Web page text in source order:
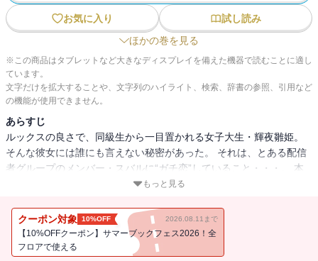
お気に入り
試し読み
ほかの巻を見る
※この商品はタブレットなど大きなディスプレイを備えた機器で読むことに適し
ています。
文字だけを拡大することや、文字列のハイライト、検索、辞書の参照、引用など
の機能が使用できません。
あらすじ
ルックスの良さで、同級生から一目置かれる女子大生・輝夜雛姫。
そんな彼女には誰にも言えない秘密があった。 それは、とある配信
者グループのメンバー・スバルに“ガチ恋”していること・・・。 本
気でスバルと付き合いたいと願う雛姫に、ある日見知らぬアカウン
もっと見る
クーポン対象 10%OFF 2026.08.11まで
【10%OFFクーポン】サマーブックフェス2026！全
フロアで使える